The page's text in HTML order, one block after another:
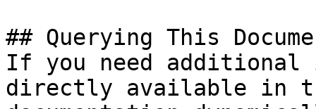
## Querying This
If you need
directly available in